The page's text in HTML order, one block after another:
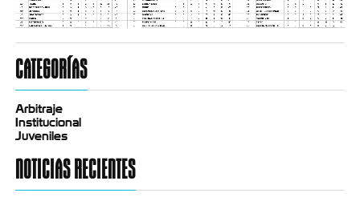
CATEGORÍAS
Arbitraje
Institucional
Juveniles
NOTICIAS RECIENTES